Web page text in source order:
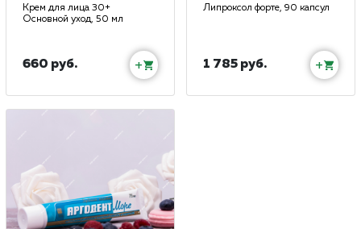
Крем для лица 30+
Основной уход, 50 мл
660 руб. +
Липроксол форте, 90 капсул
1 785 руб. +